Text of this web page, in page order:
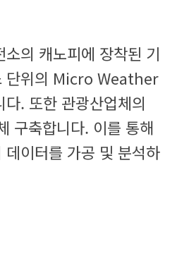
의 캐노피에 장착된 기
단위의 Micro Weather
. 또한 관광산업체의
구축합니다. 이를 통해
이터를 가공 및 분석하